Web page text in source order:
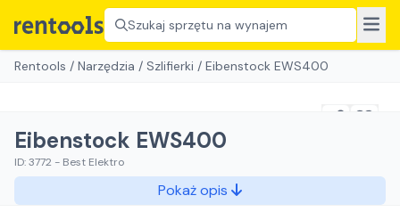
Szukaj sprzętu na wynajem
Rentools / Narzędzia / Szlifierki / Eibenstock EWS400
Eibenstock EWS400
ID:3772 - Best Elektro
Pokaż opis